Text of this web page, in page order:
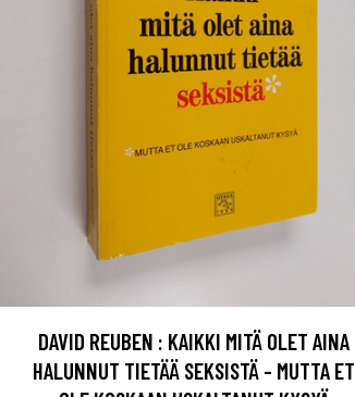
DAVID REUBEN : KAIKKI MITÄ OLET AINA
HALUNNUT TIETÄÄ SEKSISTÄ - MUTTA ET